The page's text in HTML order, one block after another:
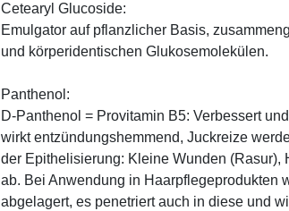
Cetearyl Glucoside:
Emulgator auf pflanzlicher Basis,
und körperidentischen Glukosemolekülen.
Panthenol:
D-Panthenol = Provitamin B5: Verbessert
wirkt entzündungshemmend, Juckreize
der Epithelisierung: Kleine Wunden
ab. Bei Anwendung in Haarpflegeprodukten
abgelagert, es penetriert auch in diese und